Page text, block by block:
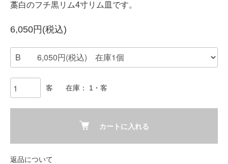
藁白のフチ黒リム4寸リム皿です。
6,050円(税込)
客 在庫： 1・客
カートに入れる
返品について